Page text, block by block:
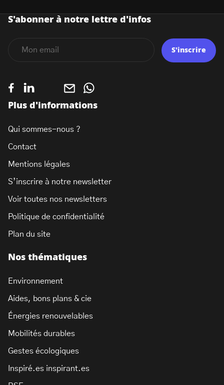
Nos thématiques
Environnement
Aides, bons plans & cie
Énergies renouvelables
Mobilités durables
Gestes écologiques
Inspiré.es inspirant.es
Plus d'informations
Qui sommes-nous ?
Contact
Mentions légales
S’inscrire à notre newsletter
Voir toutes nos newsletters
Politique de confidentialité
Plan du site
S'abonner à notre lettre d'infos
S'inscrire